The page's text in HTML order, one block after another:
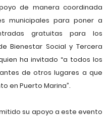
de manera coordinada
municipales para poner a
gratuitas para los
Bienestar Social y Tercera
ha invitado “a todos los
de otros lugares a que
en Puerto Marina”.
su apoyo a este evento